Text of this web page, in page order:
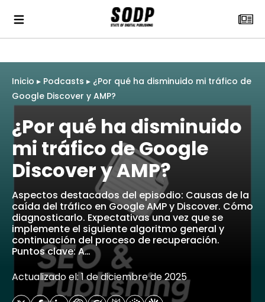
Inicio ▸ Podcasts ▸ ¿Por qué ha disminuido mi tráfico de
Google Discover y AMP?
¿Por qué ha disminuido
mi tráfico de Google
Discover y AMP?
Aspectos destacados del episodio: Causas de la
caída del tráfico en Google AMP y Discover. Cómo
diagnosticarlo. Expectativas una vez que se
implemente el siguiente algoritmo general y
continuación del proceso de recuperación.
Puntos clave: A…
Actualizado el: 1 de diciembre de 2025